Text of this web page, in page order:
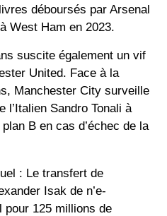
déboursés par Arsenal
à West Ham en 2023.
suscite également un vif
United. Face à la
Manchester City surveille
l’Italien Sandro Tonali à
B en cas d’échec de la
: Le transfert de
Isak de n’e-
pour 125 millions de